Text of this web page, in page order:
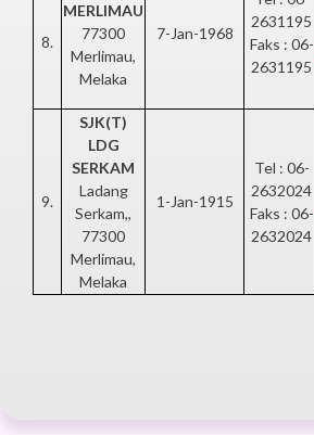
8.
MERLIMAU
77300
Merlimau,
Melaka
7-Jan-1968
2631195
Faks : 06-
2631195
9.
SJK(T)
LDG
SERKAM
Ladang
Serkam,,
77300
Merlimau,
Melaka
1-Jan-1915
Tel : 06-
2632024
Faks : 06-
2632024